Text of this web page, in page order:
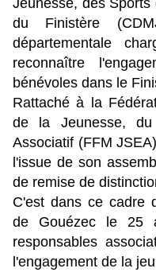
Jeunesse, des Sports
du Finistère
départementale
reconnaître
bénévoles dans le
Rattaché à la
de la Jeunesse,
Associatif (FFM
l'issue de son
de remise de
C'est dans ce cadre
de Gouézec le 25
responsables
l'engagement de la